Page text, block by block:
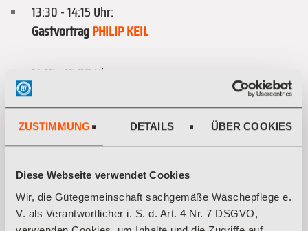
ZUSTIMMUNG DETAILS ÜBER COOKIES
Diese Webseite verwendet Cookies
Wir, die Gütegemeinschaft sachgemäße Wäschepflege e.
V. als Verantwortlicher i. S. d. Art. 4 Nr. 7 DSGVO,
13:30 - 14:15 Uhr:
GastvortragPHILIP KEIL
14:15 - 15:00 Uhr:
Das Steuer abgeben - Vertrauen in die nächste
Generation
Podiumsdiskussion
15:00 - 15:55 Uhr:
Kaffeepause und Einlass zur Mitgliederversammlung
16:00 - 17:00 Uhr: